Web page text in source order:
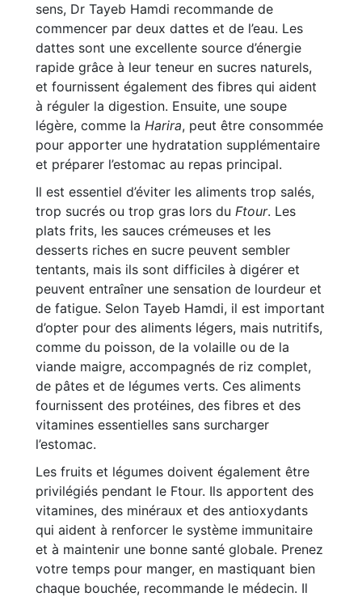
sens, Dr Tayeb Hamdi recommande de
commencer par deux dattes et de l’eau. Les
dattes sont une excellente source d’énergie
rapide grâce à leur teneur en sucres naturels,
et fournissent également des fibres qui aident
à réguler la digestion. Ensuite, une soupe
légère, comme la Harira, peut être consommée
pour apporter une hydratation supplémentaire
et préparer l’estomac au repas principal.
Il est essentiel d’éviter les aliments trop salés,
trop sucrés ou trop gras lors du Ftour. Les
plats frits, les sauces crémeuses et les
desserts riches en sucre peuvent sembler
tentants, mais ils sont difficiles à digérer et
peuvent entraîner une sensation de lourdeur et
de fatigue. Selon Tayeb Hamdi, il est important
d’opter pour des aliments légers, mais nutritifs,
comme du poisson, de la volaille ou de la
viande maigre, accompagnés de riz complet,
de pâtes et de légumes verts. Ces aliments
fournissent des protéines, des fibres et des
vitamines essentielles sans surcharger
l’estomac.
Les fruits et légumes doivent également être
privilégiés pendant le Ftour. Ils apportent des
vitamines, des minéraux et des antioxydants
qui aident à renforcer le système immunitaire
et à maintenir une bonne santé globale. Prenez
votre temps pour manger, en mastiquant bien
chaque bouchée, recommande le médecin. Il